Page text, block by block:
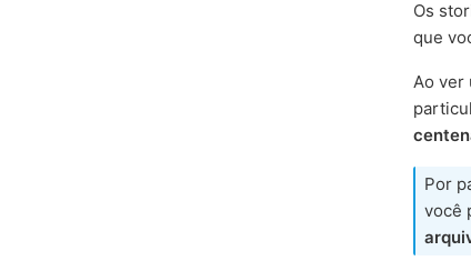
Os
que
Ao ver
Por
você